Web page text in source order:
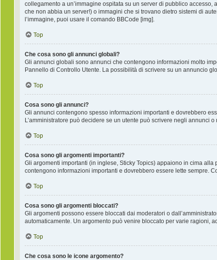
collegamento a un’immagine ospitata su un server di pubblico
che non abbia un server!) o immagini che si trovano dietro sistemi di
l’immagine, puoi usare il comando BBCode [img].
Top
Che cosa sono gli annunci globali?
Gli annunci globali sono annunci che contengono informazioni molto
Pannello di Controllo Utente. La possibilità di scrivere su un annuncio
Top
Cosa sono gli annunci?
Gli annunci contengono spesso informazioni importanti e dovrebbero
L’amministratore può decidere se un utente può scrivere negli annunci o
Top
Cosa sono gli argomenti importanti?
Gli argomenti importanti (in inglese, Sticky Topics) appaiono in cima
contengono informazioni importanti e dovrebbero essere lette sempre.
Top
Cosa sono gli argomenti bloccati?
Gli argomenti possono essere bloccati dai moderatori o
automaticamente. Un argomento può venire bloccato per varie ragioni,
Top
Che cosa sono le icone argomento?